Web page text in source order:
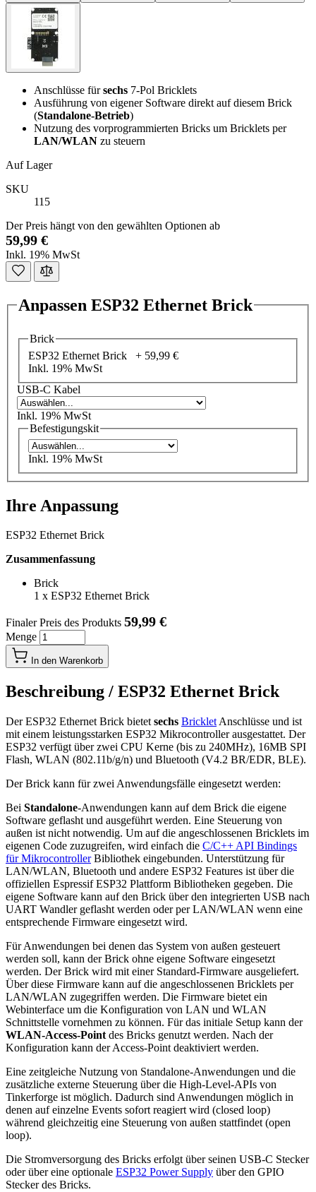
Anschlüsse fürsechs 7-Pol Bricklets
Ausführung von eigener Software direkt auf diesem Brick
(Standalone-Betrieb)
Nutzung des vorprogrammierten Bricks um Bricklets per
LAN/WLAN zu steuern
Auf Lager
SKU
115
Der Preis hängt von den gewählten Optionen ab
59,99 €
Inkl. 19% MwSt
Anpassen ESP32 Ethernet Brick
Brick
ESP32 Ethernet Brick + 59,99 €
Inkl. 19% MwSt
USB-C Kabel
Inkl. 19% MwSt
Befestigungskit
Inkl. 19% MwSt
Ihre Anpassung
ESP32 Ethernet Brick
Zusammenfassung
Brick
1 x ESP32 Ethernet Brick
Finaler Preis des Produkts 59,99 €
Menge
In den Warenkorb
Beschreibung / ESP32 Ethernet Brick
Der ESP32 Ethernet Brick bietet sechs Bricklet Anschlüsse und ist
mit einem leistungsstarken ESP32 Mikrocontroller ausgestattet. Der
ESP32 verfügt über zwei CPU Kerne (bis zu 240MHz), 16MB SPI
Flash, WLAN (802.11b/g/n) und Bluetooth (V4.2 BR/EDR, BLE).
Der Brick kann für zwei Anwendungsfälle eingesetzt werden:
Bei Standalone-Anwendungen kann auf dem Brick die eigene
Software geflasht und ausgeführt werden. Eine Steuerung von
außen ist nicht notwendig. Um auf die angeschlossenen Bricklets im
eigenen Code zuzugreifen, wird einfach die C/C++ API Bindings
für MikrocontrollerBibliothek eingebunden. Unterstützung für
LAN/WLAN, Bluetooth und andere ESP32 Features ist über die
offiziellen Espressif ESP32 Plattform Bibliotheken gegeben. Die
eigene Software kann auf den Brick über den integrierten USB nach
UART Wandler geflasht werden oder per LAN/WLAN wenn eine
entsprechende Firmware eingesetzt wird.
Für Anwendungen bei denen das System von außen gesteuert
werden soll, kann der Brick ohne eigene Software eingesetzt
werden. Der Brick wird mit einer Standard-Firmware ausgeliefert.
Über diese Firmware kann auf die angeschlossenen Bricklets per
LAN/WLAN zugegriffen werden. Die Firmware bietet ein
Webinterface um die Konfiguration von LAN und WLAN
Schnittstelle vornehmen zu können. Für das initiale Setup kann der
WLAN-Access-Point des Bricks genutzt werden. Nach der
Konfiguration kann der Access-Point deaktiviert werden.
Eine zeitgleiche Nutzung von Standalone-Anwendungen und die
zusätzliche externe Steuerung über die High-Level-APIs von
Tinkerforge ist möglich. Dadurch sind Anwendungen möglich in
denen auf einzelne Events sofort reagiert wird (closed loop)
während gleichzeitig eine Steuerung von außen stattfindet (open
loop).
Die Stromversorgung des Bricks erfolgt über seinen USB-C Stecker
oder über eine optionale ESP32 Power Supply über den GPIO
Stecker des Bricks.